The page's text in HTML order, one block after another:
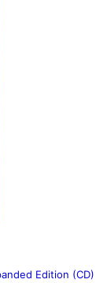
Edition (CD)